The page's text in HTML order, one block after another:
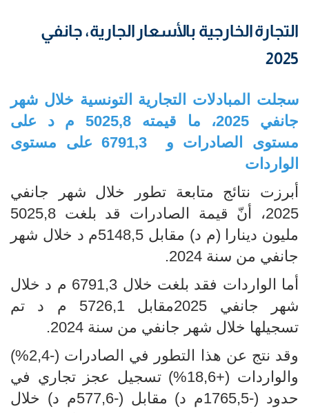
التجارة الخارجية بالأسعار الجارية، جانفي
2025
سجلت المبادلات التجارية التونسية خلال شهر
جانفي 2025، ما قيمته 5025,8 م د على
مستوى الصادرات و 6791,3 على مستوى
الواردات
أبرزت نتائج متابعة تطور خلال شهر جانفي
2025، أنّ قيمة الصادرات قد بلغت 5025,8
مليون دينارا (م د) مقابل 5148,5م د خلال شهر
جانفي من سنة 2024.
أما الواردات فقد بلغت خلال 6791,3 م د خلال
شهر جانفي 2025مقابل 5726,1 م د تم
تسجيلها خلال شهر جانفي من سنة 2024.
وقد نتج عن هذا التطور في الصادرات (-2,4%)
والواردات (+18,6%) تسجيل عجز تجاري في
حدود (-1765,5م د) مقابل (-577,6م د) خلال